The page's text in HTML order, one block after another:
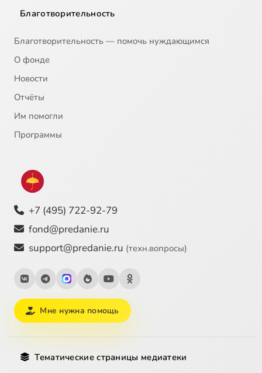
Благотворительность
Благотворительность — помочь нуждающимся
О фонде
Новости
Отчёты
Им помогли
Программы
+7 (495) 722-92-79
fond@predanie.ru
support@predanie.ru (техн.вопросы)
Мне нужна помощь
Тематические страницы медиатеки